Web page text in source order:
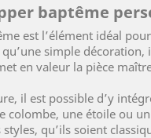
baptême
est l’élément idéal
simple
en valeur la pièce
il est possible d’y
une étoile ou
qu’ils soient